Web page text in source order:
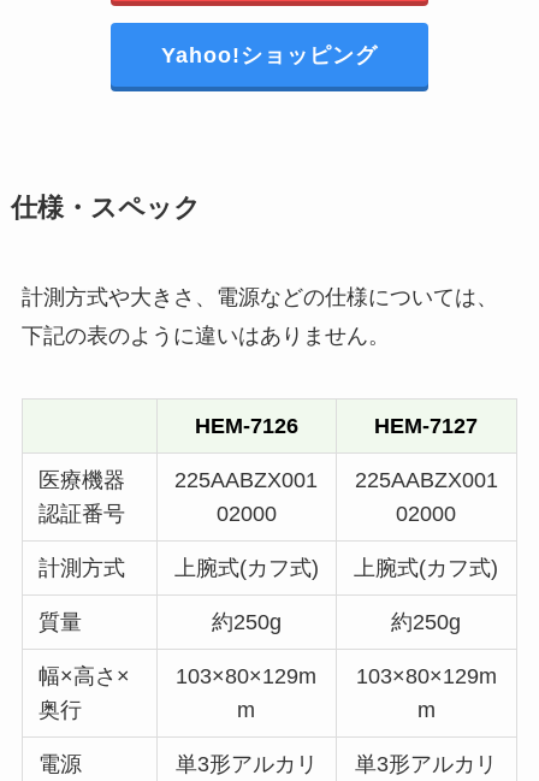
Yahoo!ショッピング
仕様・スペック
計測方式や大きさ、電源などの仕様については、
下記の表のように違いはありません。
HEM-7126 HEM-7127
医療機器
認証番号
225AABZX001
02000
225AABZX001
02000
計測方式 上腕式(カフ式) 上腕式(カフ式)
質量 約250g 約250g
幅×高さ×
奥行
103×80×129m
m
103×80×129m
m
電源
単3形アルカリ
単3形アルカリ